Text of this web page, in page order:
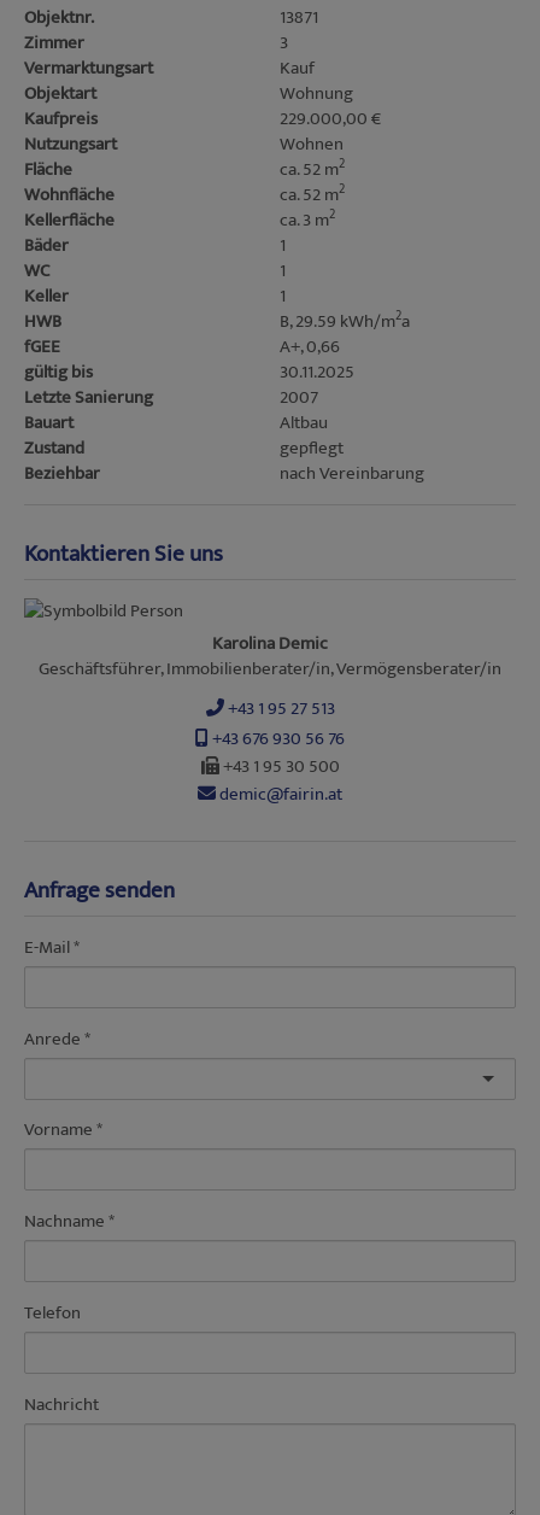
Objektnr.
13871
Zimmer
3
Vermarktungsart
Kauf
Objektart
Wohnung
Kaufpreis
229.000,00 €
Nutzungsart
Wohnen
Fläche
ca. 52 m2
Wohnfläche ca. 52 m2
Kellerfläche ca. 3 m2
Bäder
1
WC
1
Keller
1
HWB
B, 29.59 kWh/m2a
fGEE
A+, 0,66
gültig bis
30.11.2025
Letzte Sanierung
2007
Bauart
Altbau
Zustand
gepflegt
Beziehbar
nach Vereinbarung
Kontaktieren Sie uns
Karolina Demic
Geschäftsführer, Immobilienberater/in, Vermögensberater/in
+43 1 95 27 513
+43 676 930 56 76
+43 1 95 30 500
demic@fairin.at
Anfrage senden
E-Mail
Anrede
Vorname
Nachname
Telefon
Nachricht